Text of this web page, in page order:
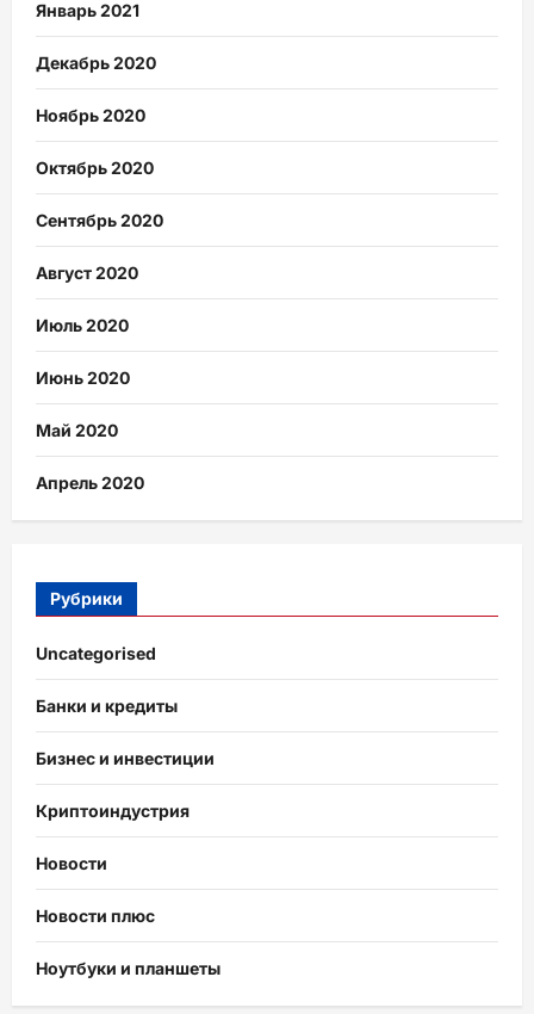
Январь 2021
Декабрь 2020
Ноябрь 2020
Октябрь 2020
Сентябрь 2020
Август 2020
Июль 2020
Июнь 2020
Май 2020
Апрель 2020
Рубрики
Uncategorised
Банки и кредиты
Бизнес и инвестиции
Криптоиндустрия
Новости
Новости плюс
Ноутбуки и планшеты